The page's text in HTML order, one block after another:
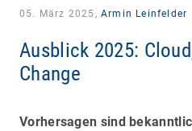
05. März 2025, Armin Leinfelder
Ausblick 2025:
Change
Vorhersagen sind